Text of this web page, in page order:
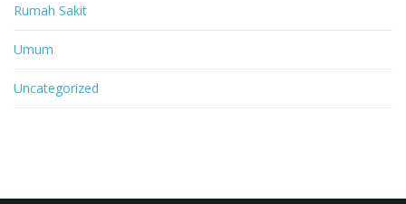
Rumah Sakit
Umum
Uncategorized